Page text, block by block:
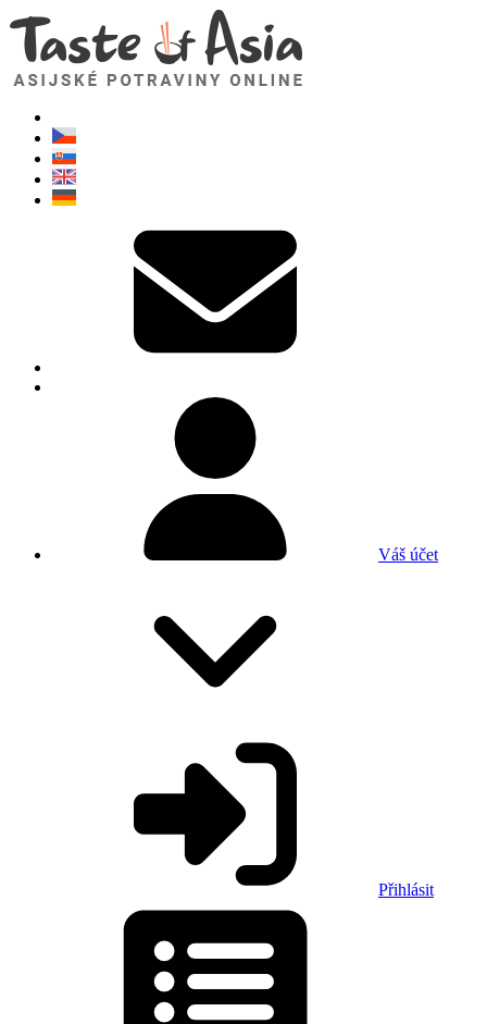
Váš účet
Přihlásit
TasteOfAsia.cz
Neváhejte se zeptat. Jsem tady pro vás!